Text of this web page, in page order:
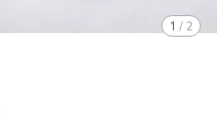
1 / 2